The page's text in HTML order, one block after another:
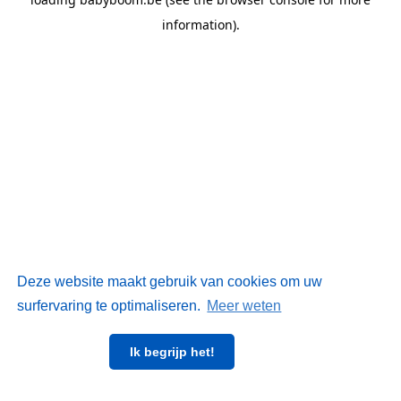
Deze website maakt gebruik van cookies om uw
surfervaring te optimaliseren. Meer weten
Ik begrijp het!
information).